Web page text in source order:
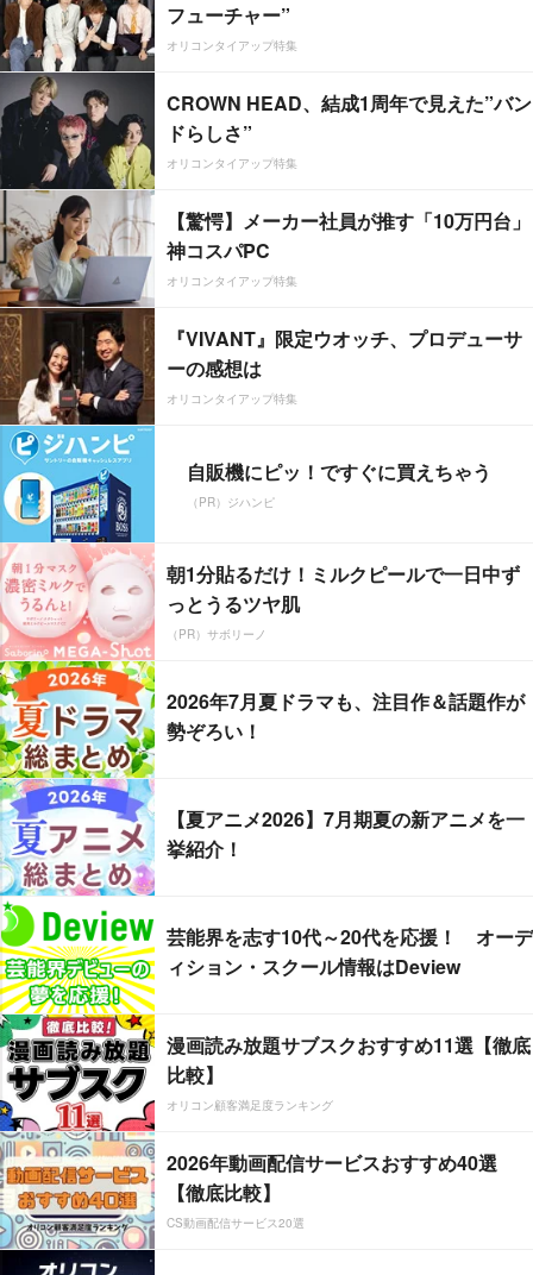
フューチャー”
オリコンタイアップ特集
CROWN HEAD、結成1周年で見えた”バン
ドらしさ”
オリコンタイアップ特集
【驚愕】メーカー社員が推す「10万円台」
神コスパPC
オリコンタイアップ特集
『VIVANT』限定ウオッチ、プロデューサ
ーの感想は
オリコンタイアップ特集
自販機にピッ！ですぐに買えちゃう
（PR）ジハンピ
朝1分貼るだけ！ミルクピールで一日中ず
っとうるツヤ肌
（PR）サボリーノ
2026年7月夏ドラマも、注目作＆話題作が
勢ぞろい！
【夏アニメ2026】7月期夏の新アニメを一
挙紹介！
芸能界を志す10代～20代を応援！ オーデ
ィション・スクール情報はDeview
漫画読み放題サブスクおすすめ11選【徹底
比較】
オリコン顧客満足度ランキング
2026年動画配信サービスおすすめ40選
【徹底比較】
CS動画配信サービス20選